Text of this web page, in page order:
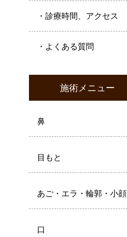
・診療時間、アクセス
・よくある質問
施術メニュー
鼻
目もと
あご・エラ・輪郭・小顔
口